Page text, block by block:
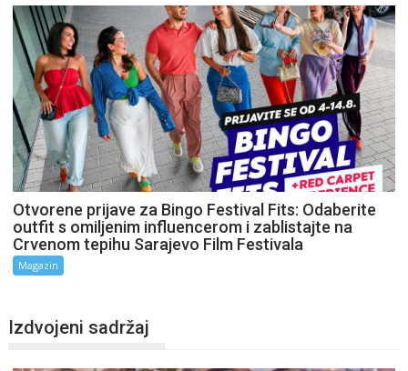
Otvorene prijave za Bingo Festival Fits: Odaberite
outfit s omiljenim influencerom i zablistajte na
Crvenom tepihu Sarajevo Film Festivala
Magazin
Izdvojeni sadržaj